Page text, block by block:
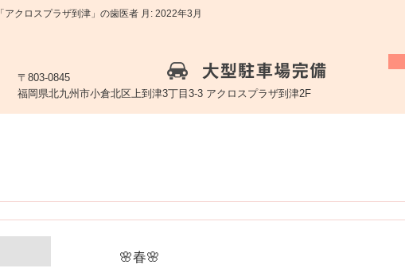
クロスプラザ到津」の歯医者 月: 2022年3月
〒803-0845
福岡県北九州市小倉北区上到津3丁目3-3 アクロスプラザ到津2F
🌸春🌸